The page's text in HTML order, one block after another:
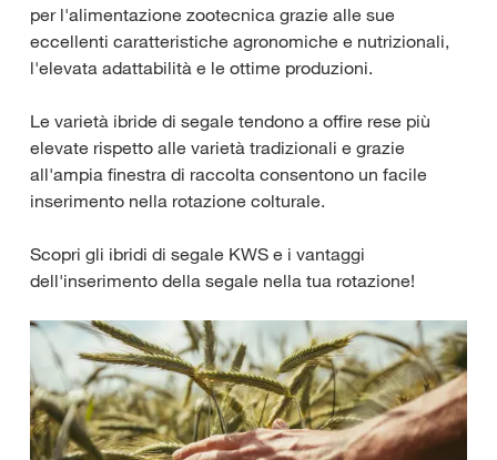
per l'alimentazione zootecnica grazie alle sue
eccellenti caratteristiche agronomiche e nutrizionali,
l'elevata adattabilità e le ottime produzioni.
Le varietà ibride di segale tendono a offire rese più
elevate rispetto alle varietà tradizionali e grazie
all'ampia finestra di raccolta consentono un facile
inserimento nella rotazione colturale.
Scopri gli ibridi di segale KWS e i vantaggi
dell'inserimento della segale nella tua rotazione!